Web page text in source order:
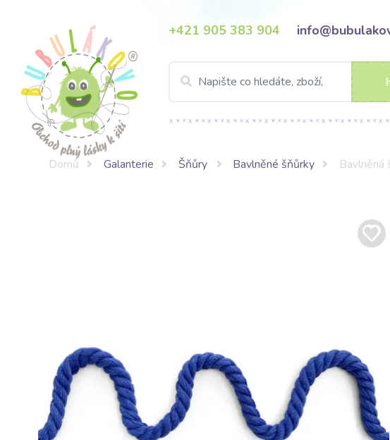
+421 905 383 904
Domů Galanterie Šňůry Bavlněné šňůrky Bavlněná